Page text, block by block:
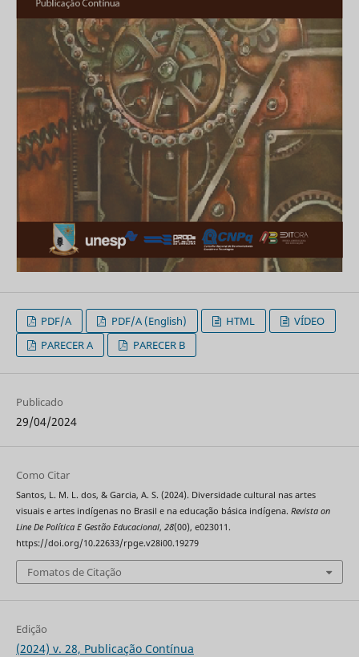
PDF/A PDF/A (English) HTML
VÍDEO
PARECER A
PARECER B
Publicado
29/04/2024
Como Citar
Santos, L. M. L. dos, & Garcia, A. S. (2024). Diversidade cultural nas artes
visuais e artes indígenas no Brasil e na educação básica indígena. Revista on
Line De Política E Gestão Educacional, 28(00), e023011.
https://doi.org/10.22633/rpge.v28i00.19279
Fomatos de Citação
Edição
(2024) v. 28, Publicação Contínua